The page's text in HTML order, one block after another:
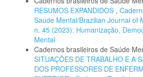
RESUMOS EXPANDIDOS ,
Saúde Mental/Brazilian Journal of
n. 45 (2023): Humanização,
Mental
Cadernos brasileiros de Saúde
SITUAÇÕES DE TRABALHO E A
DOS PROFESSORES DE